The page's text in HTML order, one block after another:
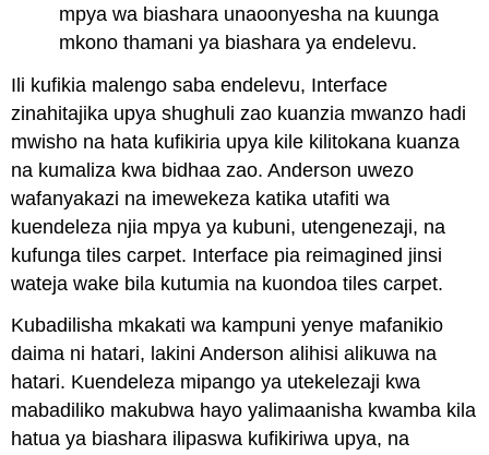
mpya wa biashara unaoonyesha na kuunga
mkono thamani ya biashara ya endelevu.
Ili kufikia malengo saba endelevu, Interface
zinahitajika upya shughuli zao kuanzia mwanzo hadi
mwisho na hata kufikiria upya kile kilitokana kuanza
na kumaliza kwa bidhaa zao. Anderson uwezo
wafanyakazi na imewekeza katika utafiti wa
kuendeleza njia mpya ya kubuni, utengenezaji, na
kufunga tiles carpet. Interface pia reimagined jinsi
wateja wake bila kutumia na kuondoa tiles carpet.
Kubadilisha mkakati wa kampuni yenye mafanikio
daima ni hatari, lakini Anderson alihisi alikuwa na
hatari. Kuendeleza mipango ya utekelezaji kwa
mabadiliko makubwa hayo yalimaanisha kwamba kila
hatua ya biashara ilipaswa kufikiriwa upya, na